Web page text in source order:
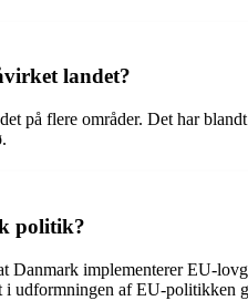
landet?
på flere områder. Det har
politik?
Danmark implementerer EU-
udformningen af EU-politikken